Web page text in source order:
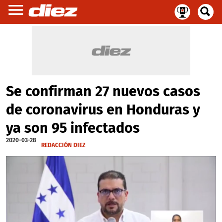
Se confirman 27 nuevos casos
de coronavirus en Honduras y
ya son 95 infectados
2020-03-28
REDACCIÓN DIEZ